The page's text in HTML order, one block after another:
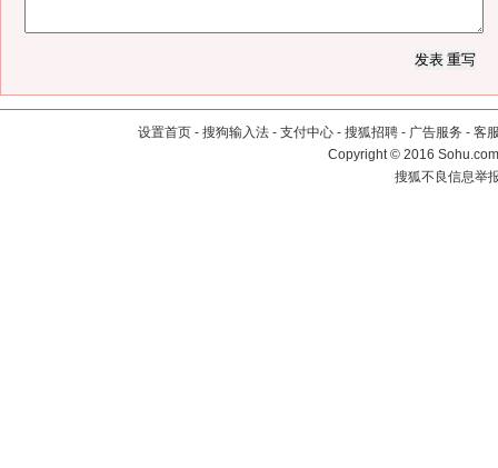
设置首页 - 搜狗输入法 - 支付中心 - 搜狐招聘 - 广告服务 - 客
Copyright©2016
搜狐不良信息举